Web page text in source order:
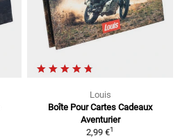
Louis
Boîte Pour Cartes Cadeaux
Aventurier
2,99 €1